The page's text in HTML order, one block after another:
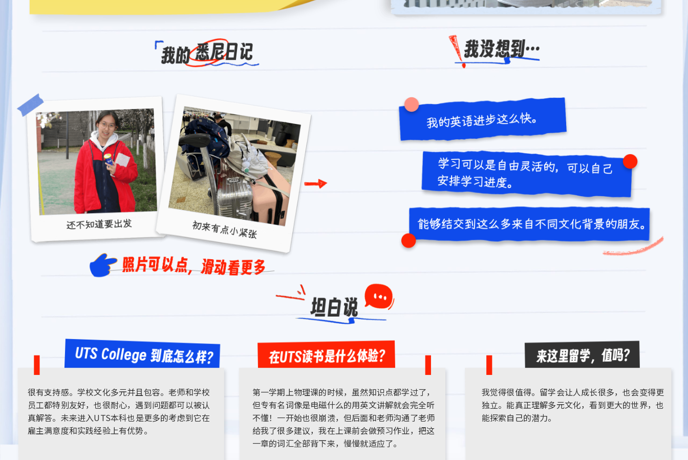
很有支持感。学校文化多元并且包容。老师和学校
员工都特别友好，也很耐心，遇到问题都可以被认
真解答。未来进入UTS本科也是更多的考虑到它在
雇主满意度和实践经验上有优势。
第一学期上物理课的时候，虽然知识点都学过了，
但专有名词像是电磁什么的用英文讲解就会完全听
不懂！一开始也很崩溃，但后面和老师沟通了老师
给我了很多建议，我在上课前会做预习作业，把这
一章的词汇全部背下来，慢慢就适应了。
我觉得很值得。留学会让人成长很多，也会变得更
独立。能真正理解多元文化，看到更大的世界，也
能探索自己的潜力。